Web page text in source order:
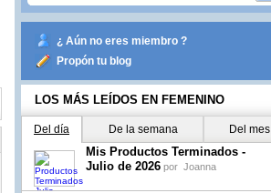
¿ Aún no eres miembro ?
Propón tu blog
LOS MÁS LEÍDOS EN FEMENINO
Del día De la semana Del mes
Mis Productos Terminados -
Julio de 2026 por Joanna